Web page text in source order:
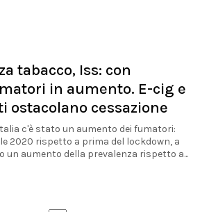
tabacco, Iss: con
in aumento. E-cig e
ostacolano cessazione
c'è stato un aumento dei fumatori:
2020 rispetto a prima del lockdown, a
un aumento della prevalenza rispetto a...